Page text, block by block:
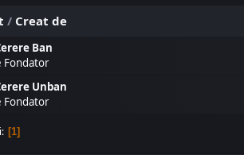
/ Creat de
Ban
Fondator
Unban
Fondator
1